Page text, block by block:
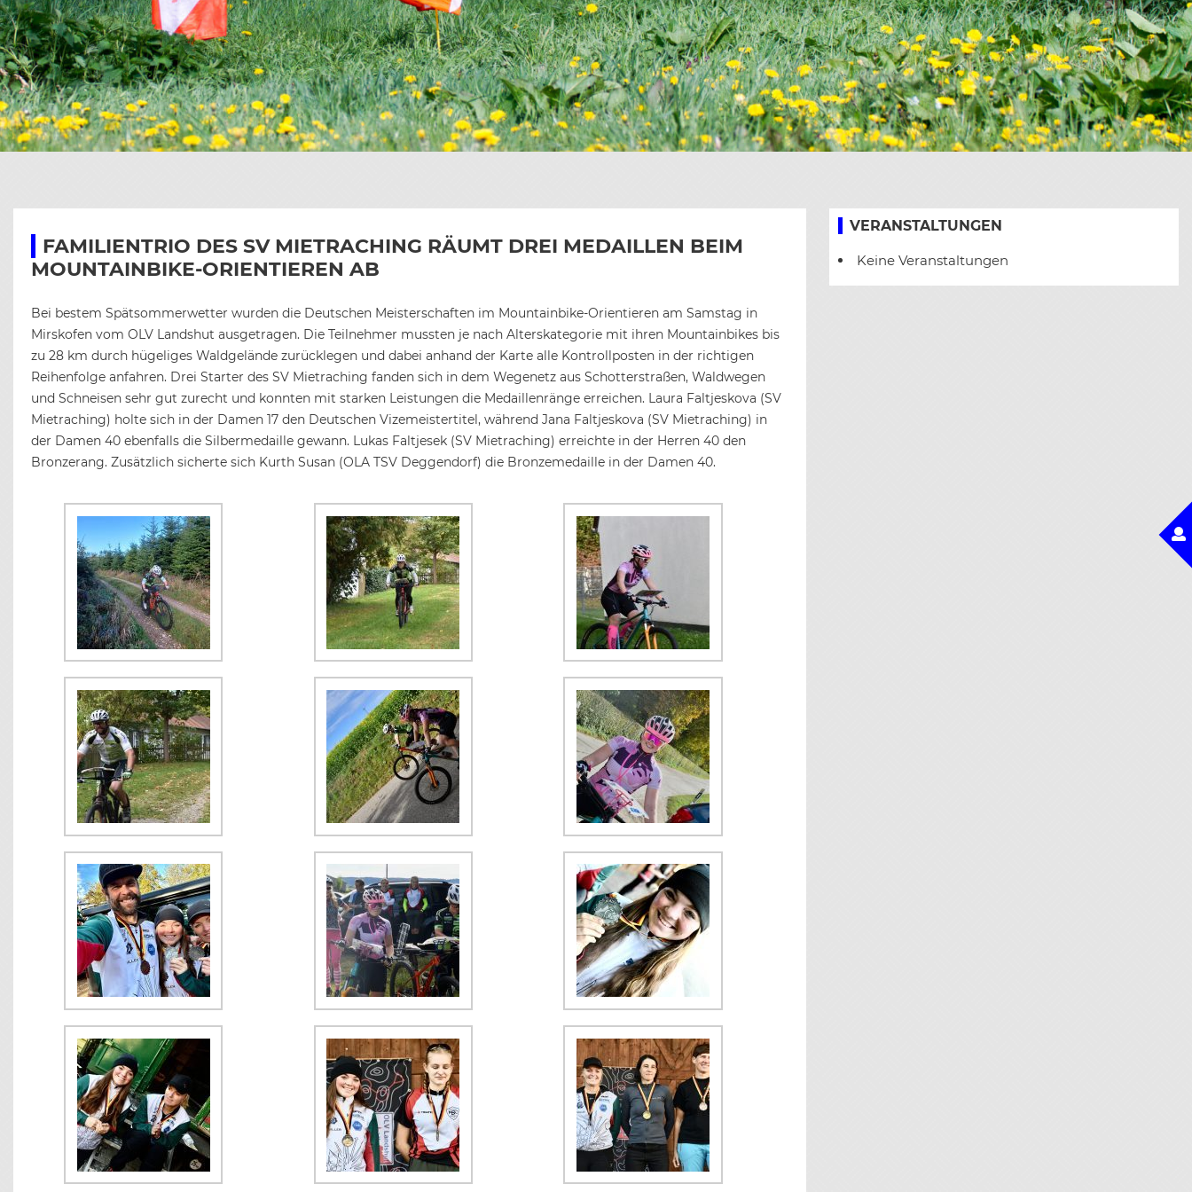
BILDER
CHRONIK
BILDER
SENIOREN
CHRONIK
BILDER
BILDER
CHRONIK
BILDER
FAMILIENTRIO DES SV MIETRACHING RÄUMT DREI MEDAILLEN BEIM
MOUNTAINBIKE-ORIENTIEREN AB
Bei bestem Spätsommerwetter wurden die Deutschen Meisterschaften im Mountainbike-Orientieren am Samstag in
Mirskofen vom OLV Landshut ausgetragen. Die Teilnehmer mussten je nach Alterskategorie mit ihren Mountainbikes bis
zu 28 km durch hügeliges Waldgelände zurücklegen und dabei anhand der Karte alle Kontrollposten in der richtigen
Reihenfolge anfahren. Drei Starter des SV Mietraching fanden sich in dem Wegenetz aus Schotterstraßen, Waldwegen
und Schneisen sehr gut zurecht und konnten mit starken Leistungen die Medaillenränge erreichen. Laura Faltjeskova (SV
Mietraching) holte sich in der Damen 17 den Deutschen Vizemeistertitel, während Jana Faltjeskova (SV Mietraching) in
der Damen 40 ebenfalls die Silbermedaille gewann. Lukas Faltjesek (SV Mietraching) erreichte in der Herren 40 den
Bronzerang. Zusätzlich sicherte sich Kurth Susan (OLA TSV Deggendorf) die Bronzemedaille in der Damen 40.
VERANSTALTUNGEN
Keine Veranstaltungen